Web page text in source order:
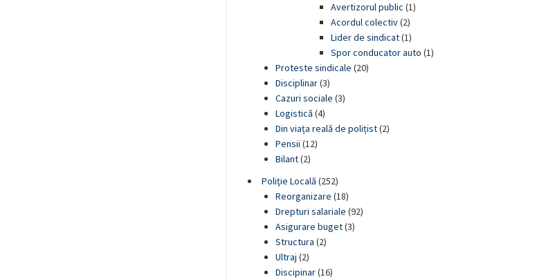
Avertizorul public (1)
Acordul colectiv(2)
Lider de sindicat(1)
Spor conducator auto (1)
Proteste sindicale (20)
Disciplinar(3)
Cazuri sociale (3)
Logistică (4)
Din viața reală de polițist(2)
Pensii (12)
Bilant(2)
Poliţie Locală (252)
Reorganizare (18)
Drepturi salariale (92)
Asigurare buget(3)
Structura (2)
Ultraj (2)
Discipinar(16)